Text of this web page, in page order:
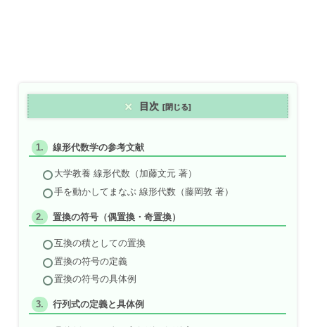
目次
線形代数学の参考文献
大学教養 線形代数（加藤文元 著）
手を動かしてまなぶ 線形代数（藤岡敦 著）
置換の符号（偶置換・奇置換）
互換の積としての置換
置換の符号の定義
置換の符号の具体例
行列式の定義と具体例